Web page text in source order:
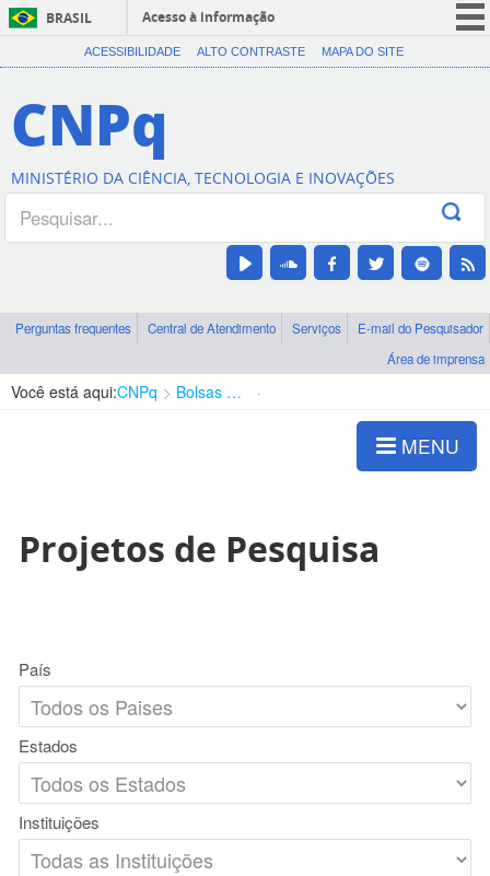
BRASIL
Acesso à informação
CORONAVÍRUS (COVID-19)
Canais
ACESSIBILIDADE ALTO CONTRASTE MAPA DO SITE
CNPq
MINISTÉRIO DA CIÊNCIA, TECNOLOGIA E INOVAÇÕES
Perguntas frequentes Central de Atendimento Serviços
E-mail do Pesquisador
Área de imprensa
Você está aqui:CNPq Bolsas e Auxílios Vigentes
MENU
Projetos de Pesquisa
País
Estados
Instituições